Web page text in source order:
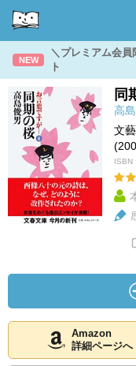
NEW
＼プレミアム会
ト
同
高
文
ISBN
Amazon
詳細ページへ